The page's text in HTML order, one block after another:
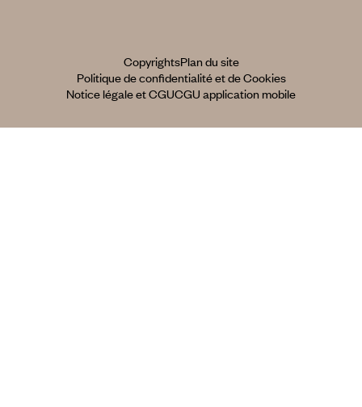
CopyrightsPlan du site
Politique de confidentialité et de Cookies
Notice légale et CGUCGU application mobile